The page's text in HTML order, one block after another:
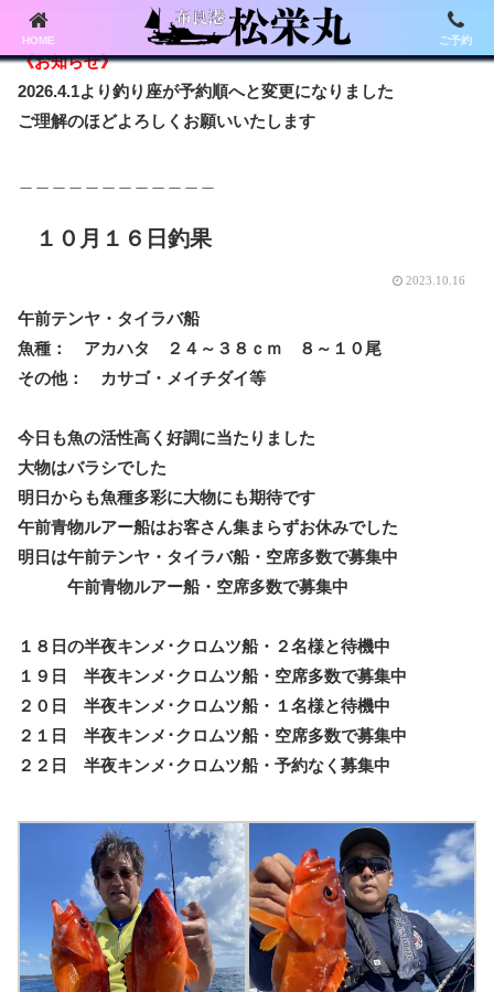
《お知らせ》
2026.4.1より釣り座が予約順へと変更になりました
ご理解のほどよろしくお願いいたします
１０月１６日釣果
2023.10.16
午前テンヤ・タイラバ船
魚種： アカハタ ２４～３８ｃｍ ８～１０尾
その他： カサゴ・メイチダイ等
今日も魚の活性高く好調に当たりました
大物はバラシでした
明日からも魚種多彩に大物にも期待です
午前青物ルアー船はお客さん集まらずお休みでした
明日は午前テンヤ・タイラバ船・空席多数で募集中
午前青物ルアー船・空席多数で募集中
１８日の半夜キンメ･クロムツ船・２名様と待機中
１９日 半夜キンメ･クロムツ船・空席多数で募集中
２０日 半夜キンメ･クロムツ船・１名様と待機中
２１日 半夜キンメ･クロムツ船・空席多数で募集中
２２日 半夜キンメ･クロムツ船・予約なく募集中
HOME ご予約